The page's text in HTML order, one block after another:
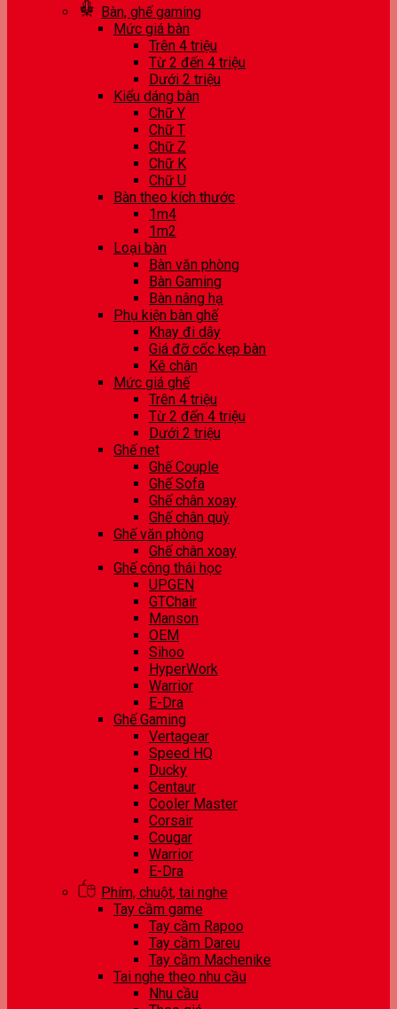
Bàn, ghế gaming
Mức giá bàn
Trên 4 triệu
Từ 2 đến 4 triệu
Dưới 2 triệu
Kiểu dáng bàn
Chữ Y
Chữ T
Chữ Z
Chữ K
Chữ U
Bàn theo kích thước
1m4
1m2
Loại bàn
Bàn văn phòng
Bàn Gaming
Bàn nâng hạ
Phụ kiện bàn ghế
Khay đi dây
Giá đỡ cốc kẹp bàn
Kê chân
Mức giá ghế
Trên 4 triệu
Từ 2 đến 4 triệu
Dưới 2 triệu
Ghế net
Ghế Couple
Ghế Sofa
Ghế chân xoay
Ghế chân quỳ
Ghế văn phòng
Ghế chân xoay
Ghế công thái học
UPGEN
GTChair
Manson
OEM
Sihoo
HyperWork
Warrior
E-Dra
Ghế Gaming
Vertagear
Speed HQ
Ducky
Centaur
Cooler Master
Corsair
Cougar
Warrior
E-Dra
Phím, chuột, tai nghe
Tay cầm game
Tay cầm Rapoo
Tay cầm Dareu
Tay cầm Machenike
Tai nghe theo nhu cầu
Nhu cầu